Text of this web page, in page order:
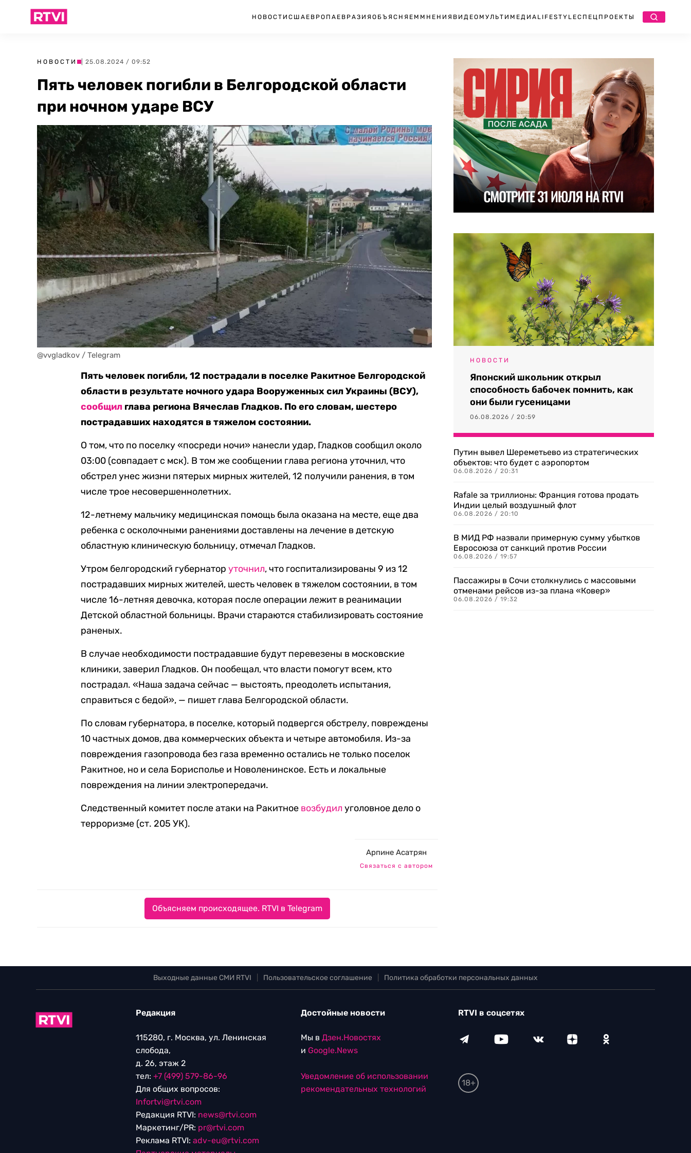
НОВОСТИ США ЕВРОПА ЕВРАЗИЯ ОБЪЯСНЯЕМ МНЕНИЯ ВИДЕО МУЛЬТИМЕДИА LIFESTYLEСПЕЦПРОЕКТЫ
НОВОСТИ | 25.08.2024 / 09:52
Пять человек погибли в Белгородской области
при ночном ударе ВСУ
@vvgladkov / Telegram
Пять человек погибли, 12 пострадали в поселке Ракитное Белгородской
области в результате ночного удара Вооруженных сил Украины (ВСУ),
сообщил глава региона Вячеслав Гладков. По его словам, шестеро
пострадавших находятся в тяжелом состоянии.
О том, что по поселку «посреди ночи» нанесли удар, Гладков сообщил около
03:00 (совпадает с мск). В том же сообщении глава региона уточнил, что
обстрел унес жизни пятерых мирных жителей, 12 получили ранения, в том
числе трое несовершеннолетних.
12-летнему мальчику медицинская помощь была оказана на месте, еще два
ребенка с осколочными ранениями доставлены на лечение в детскую
областную клиническую больницу, отмечал Гладков.
Утром белгородский губернаторуточнил, что госпитализированы 9 из 12
пострадавших мирных жителей, шесть человек в тяжелом состоянии, в том
числе 16-летняя девочка, которая после операции лежит в реанимации
Детской областной больницы. Врачи стараются стабилизировать состояние
раненых.
В случае необходимости пострадавшие будут перевезены в московские
клиники, заверил Гладков. Он пообещал, что власти помогут всем, кто
пострадал. «Наша задача сейчас — выстоять, преодолеть испытания,
справиться с бедой», — пишет глава Белгородской области.
По словам губернатора, в поселке, который подвергся обстрелу, повреждены
10 частных домов, два коммерческих объекта и четыре автомобиля. Из-за
повреждения газопровода без газа временно остались не только поселок
Ракитное, но и села Борисполье и Новоленинское. Есть и локальные
повреждения на линии электропередачи.
Следственный комитет после атаки на Ракитное возбудил уголовное дело о
терроризме (ст. 205 УК).
Арпине Асатрян
Связаться с автором
Объясняем происходящее. RTVI в Telegram
НОВОСТИ
Японский школьник открыл
способность бабочек помнить, как
они были гусеницами
06.08.2026 / 20:59
Путин вывел Шереметьево из стратегических
объектов: что будет с аэропортом
06.08.2026 / 20:31
Rafale за триллионы: Франция готова продать
Индии целый воздушный флот
06.08.2026 / 20:10
В МИД РФ назвали примерную сумму убытков
Евросоюза от санкций против России
06.08.2026 / 19:57
Пассажиры в Сочи столкнулись с массовыми
отменами рейсов из-за плана «Ковер»
06.08.2026 / 19:32
Выходные данные СМИ RTVI Пользовательское соглашение Политика обработки персональных данных
Редакция
115280, г. Москва, ул. Ленинская
слобода,
д. 26, этаж 2
тел: +7 (499) 579-86-96
Для общих вопросов:
Infortvi@rtvi.com
Редакция RTVI: news@rtvi.com
Маркетинг/PR: pr@rtvi.com
Реклама RTVI: adv-eu@rtvi.com
Достойные новости
Мы в Дзен.Новостях
и Google.News
Уведомление об использовании
рекомендательных технологий
RTVI в соцсетях
18+